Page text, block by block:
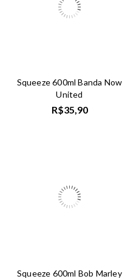
Squeeze 600ml Banda Now
United
R$35,90
Squeeze 600ml Bob Marley